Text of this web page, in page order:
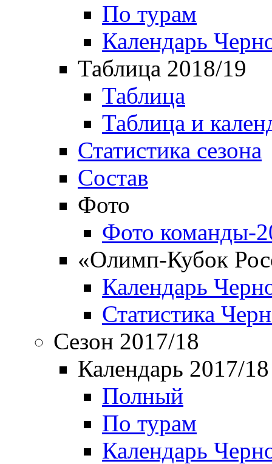
По турам
Календарь
Таблица 2018/19
Таблица
Таблица и
Статистика сезона
Состав
Фото
Фото команды-
«Олимп-Кубок
Календарь
Статистика
Сезон 2017/18
Календарь 2017/18
Полный
По турам
Календарь